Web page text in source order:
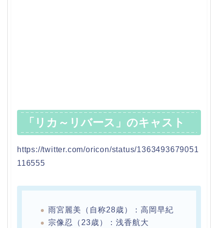
「リカ～リバース」のキャスト
https://twitter.com/oricon/status/1363493679051
116555
雨宮麗美（自称28歳）：高岡早紀
宗像忍（23歳）：浅香航大